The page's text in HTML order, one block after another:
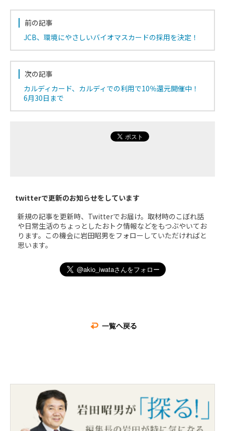
前の記事
JCB、環境にやさしいバイオマスカードの採用を決定！
次の記事
カルディカード、カルディでの利用で10％還元開催中！
6月30日まで
twitterで更新のお知らせをしています
新規の記事を更新時、Twitterでお届け。取材時のこぼれ話
や日常生活のちょっとしたおトク情報などをもつぶやいてお
ります。この機会に岩田昭男をフォローしていただければと
思います。